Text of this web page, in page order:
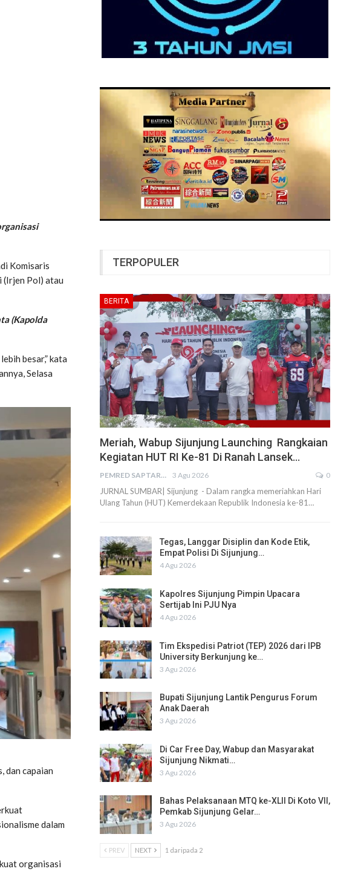
Komisaris
(Irjen Pol) atau
(Kapolda
besar,” kata
Selasa
dan capaian
dalam
organisasi
TERPOPULER
BERITA
Meriah, Wabup Sijunjung Launching Rangkaian
Kegiatan HUT RI Ke-81 Di Ranah Lansek…
PEMRED SAPTARIUS 3 Agu 2026 0
JURNAL SUMBAR| Sijunjung - Dalam rangka memeriahkan Hari
Ulang Tahun (HUT) Kemerdekaan Republik Indonesia ke-81…
Tegas, Langgar Disiplin dan Kode Etik,
Empat Polisi Di Sijunjung…
4 Agu 2026
Kapolres Sijunjung Pimpin Upacara
Sertijab Ini PJU Nya
4 Agu 2026
Tim Ekspedisi Patriot (TEP) 2026 dari IPB
University Berkunjung ke…
3 Agu 2026
Bupati Sijunjung Lantik Pengurus Forum
Anak Daerah
3 Agu 2026
Di Car Free Day, Wabup dan Masyarakat
Sijunjung Nikmati…
3 Agu 2026
Bahas Pelaksanaan MTQ ke-XLII Di Koto VII,
Pemkab Sijunjung Gelar…
3 Agu 2026
PREV NEXT 1 daripada 2